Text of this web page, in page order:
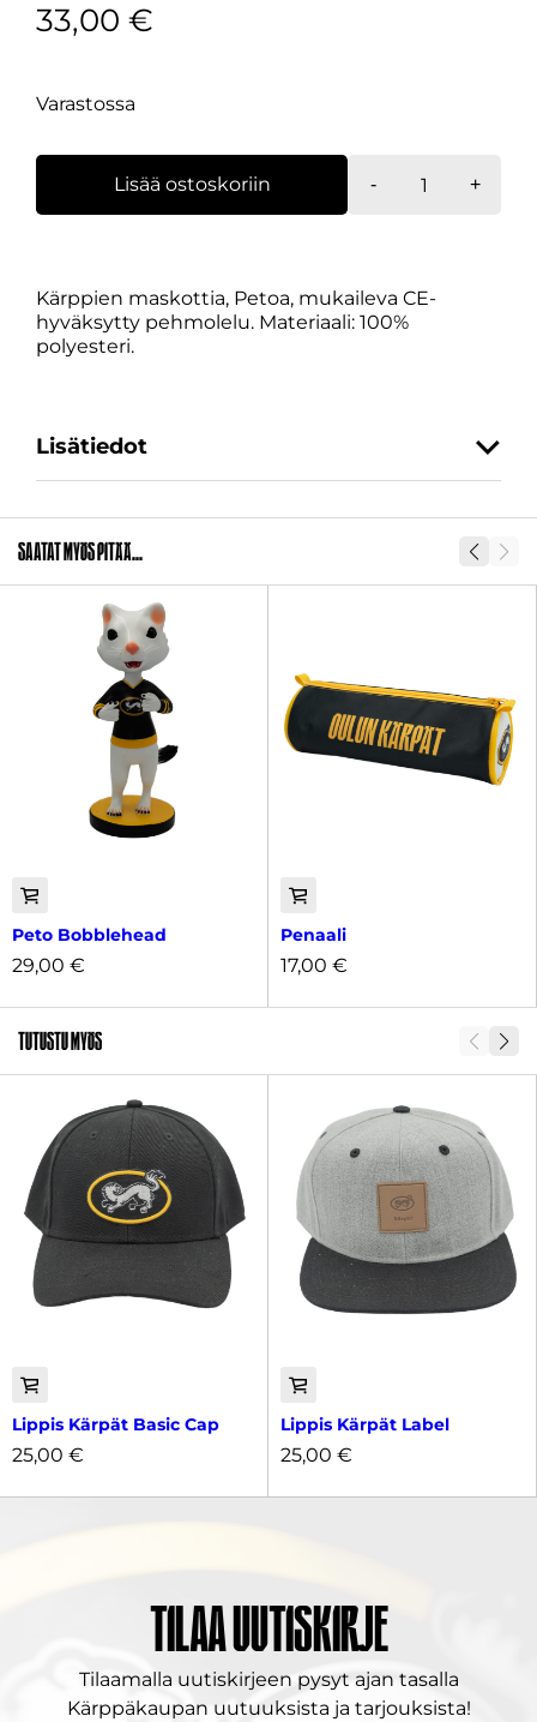
33,00 €
Varastossa
-
Peto-
+
Lisää ostoskoriin
Kärppien maskottia, Petoa, mukaileva CE-
hyväksytty pehmolelu. Materiaali: 100%
polyesteri.
Lisätiedot
SKU 29419-1
Saatat myös pitää...
Peto Bobblehead
29,00 €
Penaali
17,00 €
Tutustu myös
Lippis Kärpät Basic Cap
25,00 €
Lippis Kärpät Label
25,00 €
Tilaa uutiskirje
Tilaamalla uutiskirjeen pysyt ajan tasalla
Kärppäkaupan uutuuksista ja tarjouksista!